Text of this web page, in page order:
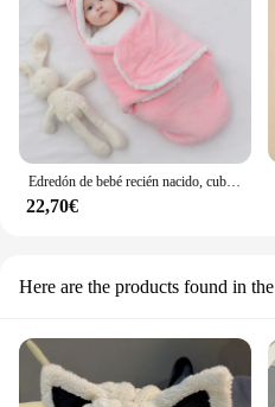
Edredón de bebé recién nacido, cubierta de edredón envuelta en paquete de una sola habitación de dibujos animados, patrón de animales, Material de terciopelo de Color puro, estilo de otoño e invierno
22,70€
Here are the products found in the